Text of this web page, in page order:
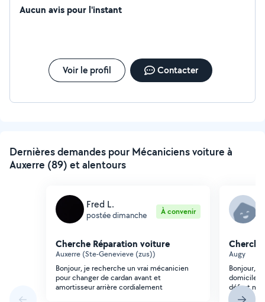
Aucun avis pour l'instant
Voir le profil Contacter
Dernières demandes pour Mécaniciens voiture à
Auxerre (89) et alentours
Fred L.
postée dimanche À convenir
Cherche Réparation voiture
Auxerre (Ste-Genevieve (zus))
Bonjour, je recherche un vrai mécanicien
pour changer de cardan avant et
amortisseur arrière cordialement
Augy
Bonjour,
domicile
défaut
ma part